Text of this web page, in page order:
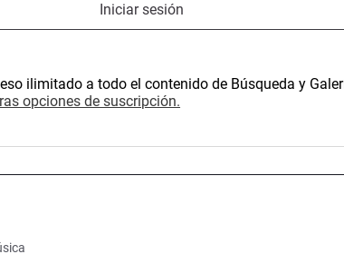
Iniciar sesión
ilimitado a todo el contenido de Búsqueda y
opciones de suscripción.